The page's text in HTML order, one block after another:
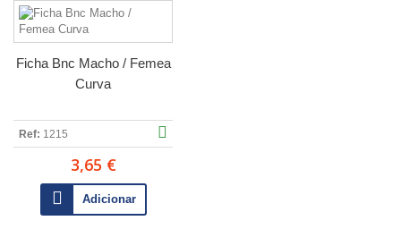
Ficha Bnc Macho / Femea
Curva
Ref: 1215
3,65 €
Adicionar